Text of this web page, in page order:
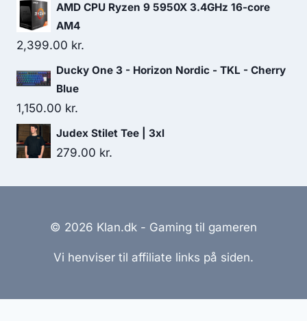
AMD CPU Ryzen 9 5950X 3.4GHz 16-core
AM4
2,399.00 kr.
Ducky One 3 - Horizon Nordic - TKL - Cherry
Blue
1,150.00 kr.
Judex Stilet Tee | 3xl
279.00 kr.
© 2026 Klan.dk - Gaming til gameren
Vi henviser til affiliate links på siden.